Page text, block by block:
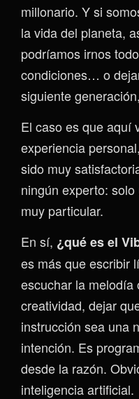
millonario. Y si
la vida del planeta,
podríamos irnos
condiciones… o
siguiente
El caso es que aquí
experiencia
sido muy
ningún experto:
muy particular.
En sí, ¿qué es el
es más que escribir
escuchar la melodía
creatividad, dejar
instrucción sea una
intención. Es
desde la razón.
inteligencia artificial.